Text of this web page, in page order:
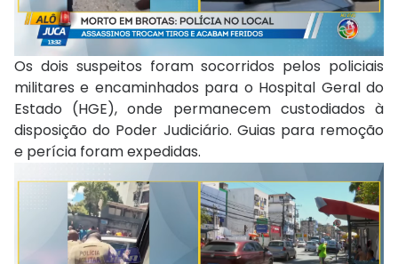
Os dois suspeitos foram socorridos pelos policiais
militares e encaminhados para o Hospital Geral do
Estado (HGE), onde permanecem custodiados à
disposição do Poder Judiciário. Guias para remoção
e perícia foram expedidas.